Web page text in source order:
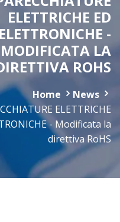
ELETTRICHE ED
ELETTRONICHE -
MODIFICATA LA
ROHS
Home
News
ELETTRICHE
- Modificata la
direttiva RoHS